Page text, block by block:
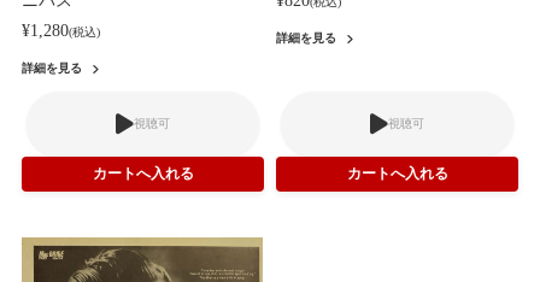
¥1,280(税込)
詳細を見る
視聴可
詳細を見る
視聴可